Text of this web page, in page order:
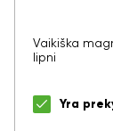
Vaikiška
lipni
Yra